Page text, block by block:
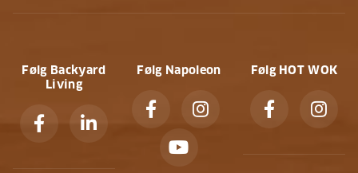
Følg Backyard
Living
Følg Napoleon Følg HOT WOK